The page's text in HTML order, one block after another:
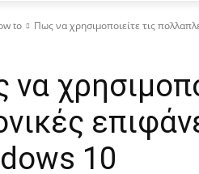
to Πως να χρησιμοποιείτε τις
10